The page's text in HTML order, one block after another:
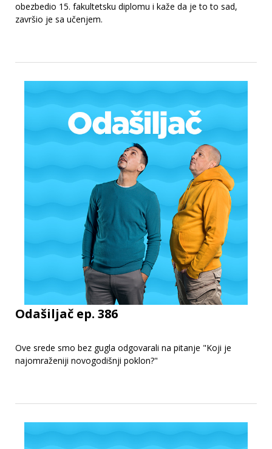
obezbedio 15. fakultetsku diplomu i kaže da je to to sad,
završio je sa učenjem.
Odašiljač ep. 386
Ove srede smo bez gugla odgovarali na pitanje "Koji je
najomraženiji novogodišnji poklon?"